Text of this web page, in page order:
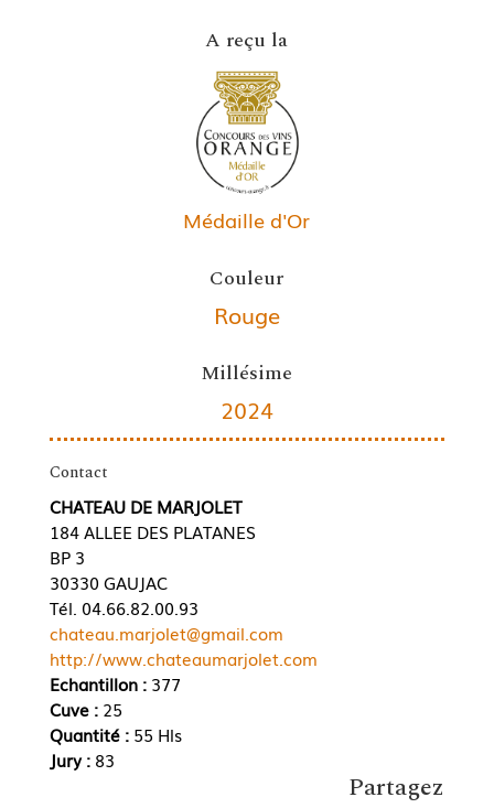
A reçu la
Médaille d'Or
Couleur
Rouge
Millésime
2024
Contact
CHATEAU DE MARJOLET
184 ALLEE DES PLATANES
BP 3
30330 GAUJAC
Tél. 04.66.82.00.93
chateau.marjolet@gmail.com
http://www.chateaumarjolet.com
Echantillon :377
Cuve : 25
Quantité : 55 Hls
Jury : 83
Partagez